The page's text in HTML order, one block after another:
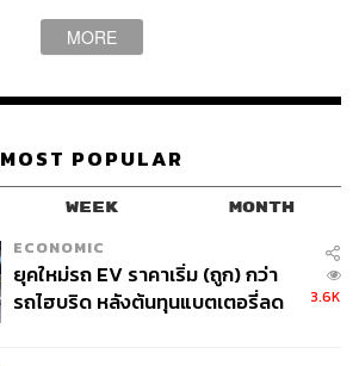
MORE
MOST POPULAR
WEEK MONTH
ECONOMIC
ยุคใหม่รถ EV ราคาเริ่ม (ถูก) กว่า
รถไฮบริด หลังต้นทุนแบตเตอรี่ลด
3.6K